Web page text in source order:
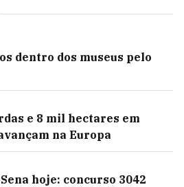
dentro dos museus pelo
e 8 mil hectares em
na Europa
hoje: concurso 3042